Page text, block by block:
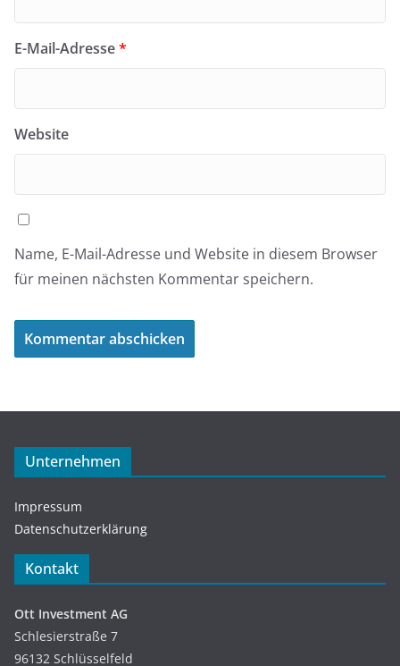
E-Mail-Adresse*
Website
Name, E-Mail-Adresse und Website in diesem Browser
für meinen nächsten Kommentar speichern.
Unternehmen
Impressum
Datenschutzerklärung
Kontakt
Ott Investment AG
Schlesierstraße 7
96132 Schlüsselfeld